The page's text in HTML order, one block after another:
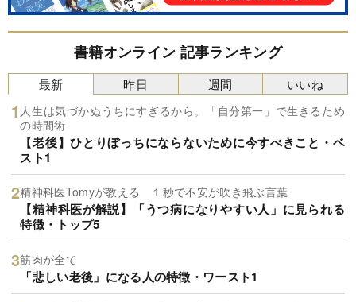
書籍オンライン 記事ランキング
最新
人生は気づかぬうちにすぎるから。「自分第一」で生きるため
の時間術
【老後】ひとりぼっちにならないために今すべきこと・ベ
スト1
精神科医Tomyが教える １秒で不安が吹き飛ぶ言葉
【精神科医が解説】「うつ病になりやすい人」に見られる
特徴・トップ5
筋肉が全て
「悲しい老後」になる人の特徴・ワースト1
昨日 週間 いいね